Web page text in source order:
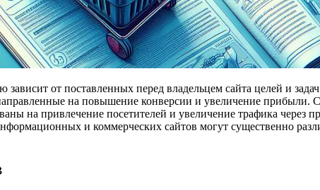
от поставленных перед владельцем сайта целей и
на повышение конверсии и увеличение
на привлечение посетителей и увеличение трафика через
и коммерческих сайтов могут существенно